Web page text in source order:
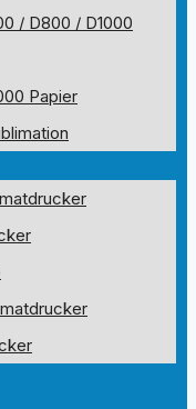
/ D800 / D1000
Papier